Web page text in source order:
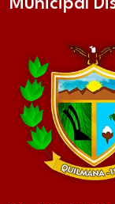
Municipal